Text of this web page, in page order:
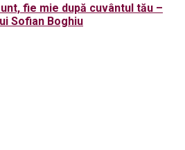
fie mie după cuvântul tău –
Sofian Boghiu